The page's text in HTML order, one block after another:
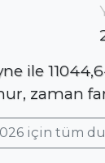
ile
zaman
için tüm